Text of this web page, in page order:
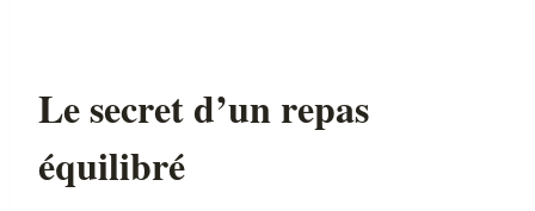
Le secret d’un repas
équilibré